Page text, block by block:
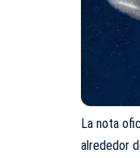
La nota
alrededor